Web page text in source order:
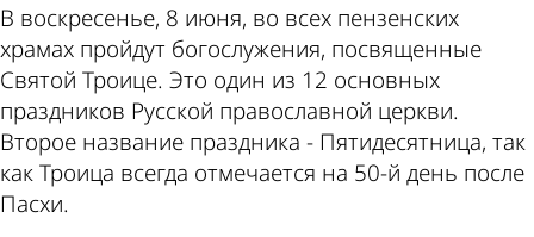
В воскресенье, 8 июня, во всех пензенских
храмах пройдут богослужения, посвященные
Святой Троице. Это один из 12 основных
праздников Русской православной церкви.
Второе название праздника - Пятидесятница, так
как Троица всегда отмечается на 50-й день после
Пасхи.